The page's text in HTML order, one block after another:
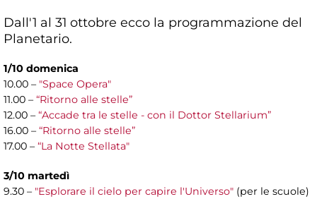
Dall'1 al 31 ottobre ecco la programmazione del
Planetario.
1/10 domenica
10.00 – "Space Opera"
11.00 – “Ritorno alle stelle”
12.00 – “Accade tra le stelle - con il Dottor Stellarium”
16.00 – “Ritorno alle stelle”
17.00 – “La Notte Stellata"
3/10 martedì
9.30 – "Esplorare il cielo per capire l'Universo" (per le scuole)